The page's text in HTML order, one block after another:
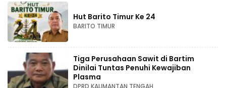
Hut Barito Timur Ke 24
BARITO TIMUR
Tiga Perusahaan Sawit di Bartim
Dinilai Tuntas Penuhi Kewajiban
Plasma
DPRD KALIMANTAN TENGAH